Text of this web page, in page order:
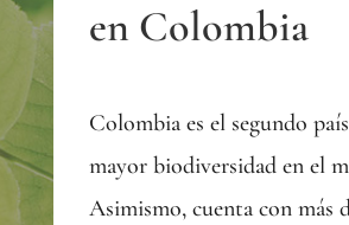
en Colombia
Colombia es el segundo
mayor biodiversidad en el
Asimismo, cuenta con más